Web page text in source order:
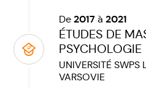
De2017 à2021
ÉTUDES DE
PSYCHOLOGIE
UNIVERSITÉ SWPS
VARSOVIE